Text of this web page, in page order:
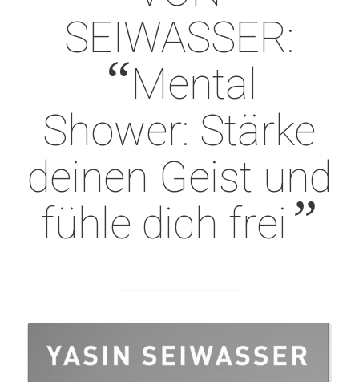
SEIWASSER:
“Mental
Shower: Stärke
deinen Geist und
fühle dich frei ”